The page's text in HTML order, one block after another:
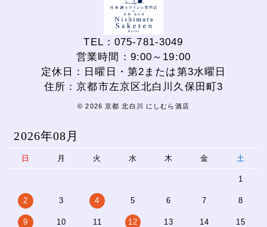
TEL：075-781-3049
営業時間：9:00～19:00
定休日：日曜日・第2または第3水曜日
住所：京都市左京区北白川久保田町3
© 2026 京都 北白川 にしむら酒店
2026年08月
日 月 火 水 木 金 土
1
2 3 4 5 6 7 8
9 10 11 12 13 14 15